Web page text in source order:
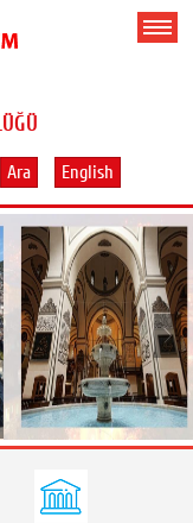
Ara English